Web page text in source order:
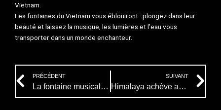
Vietnam.
Les fontaines du Vietnam vous éblouiront : plongez dans leur
beauté et laissez la musique, les lumières et l’eau vous
transporter dans un monde enchanteur.
Prev
PRÉCÉDENT
La fontaine musicale de l’Himalaya brillera à la 137e Foire de Canton
SUIVANT
Himalaya achève avec succès son projet de fontaine musicale en Irak, démontrant la puissance de la fabrication intelligente chinoise